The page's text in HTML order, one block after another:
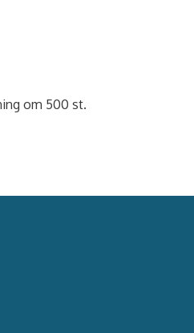
om 500 st.